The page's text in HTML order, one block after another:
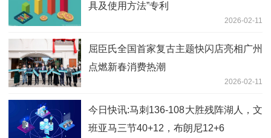
具及使用方法”专利
2026-02-11
屈臣氏全国首家复古主题快闪店亮相广州
点燃新春消费热潮
2026-02-11
今日快讯:马刺136-108大胜残阵湖人，文
班亚马三节40+12，布朗尼12+6